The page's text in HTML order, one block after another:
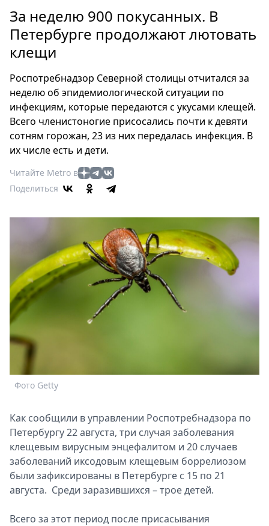
Россия
Мир
Туризм
Мода
Театр
Кино
Афиша
Книги
Выставки
релизы
Metro
Стримы
Спецпроекты
Выборы
За неделю 900 покусанных. В
Петербурге продолжают лютовать
клещи
Роспотребнадзор Северной столицы отчитался за
неделю об эпидемиологической ситуации по
инфекциям, которые передаются с укусами клещей.
Всего членистоногие присосались почти к девяти
сотням горожан, 23 из них передалась инфекция. В
их числе есть и дети.
Читайте Metro в
Поделиться
Фото Getty
Как сообщили в управлении Роспотребнадзора по
Петербургу 22 августа, три случая заболевания
клещевым вирусным энцефалитом и 20 случаев
заболеваний иксодовым клещевым боррелиозом
были зафиксированы в Петербурге с 15 по 21
августа. Среди заразившихся – трое детей.
Всего за этот период после присасывания